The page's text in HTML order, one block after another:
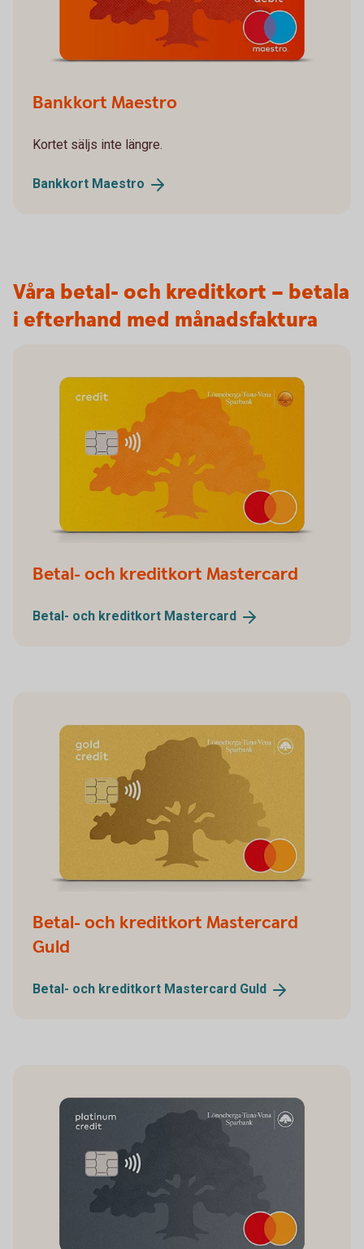
Bankkort Maestro
Kortet säljs inte längre.
Bankkort Maestro
Våra betal- och kreditkort – betala
i efterhand med månadsfaktura
Betal- och kreditkort Mastercard
Betal- och kreditkort Mastercard
Betal- och kreditkort Mastercard
Guld
Betal- och kreditkort Mastercard Guld